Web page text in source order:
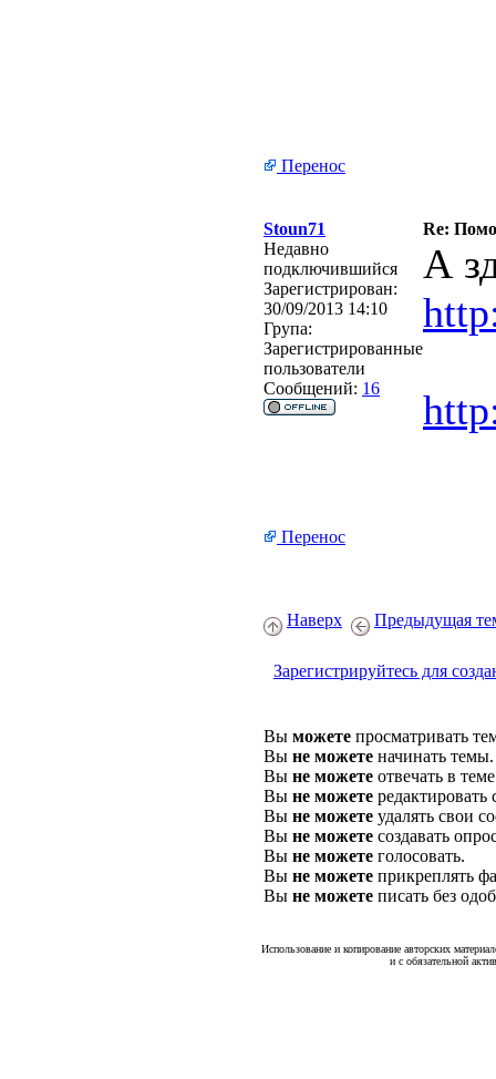
Перенос
Stoun71
Re:
Недавно
подключившийся
Зарегистрирован:
30/09/2013 14:10
Група:
Зарегистрированные
пользователи
Сообщений: 16
А
Перенос
Наверх Предыдущая
Зарегистрируйтесь для
Вы можете просматривать
Вы не можете начинать темы.
Вы не можете отвечать в
Вы не можете
Вы не можете удалять свои
Вы не можете создавать
Вы не можете голосовать.
Вы не можете прикреплять
Вы не можете писать без
Использование и копирование авторских
и с обязательной